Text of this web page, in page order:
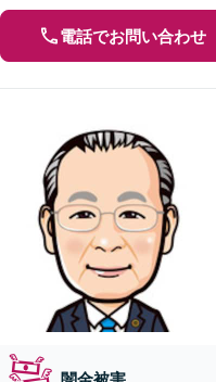
電話でお問い合わせ